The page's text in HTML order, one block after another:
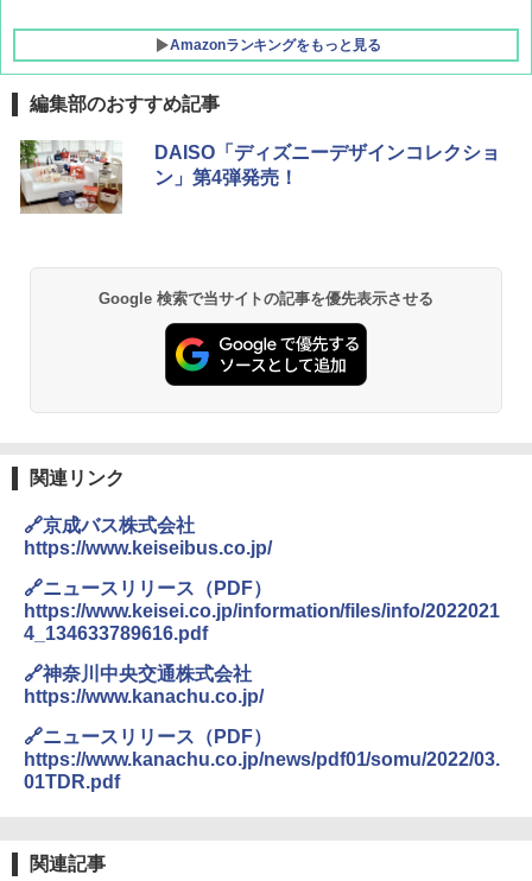
Amazonランキングをもっと見る
編集部のおすすめ記事
DAISO「ディズニーデザインコレクショ
ン」第4弾発売！
Google 検索で当サイトの記事を優先表示させる
関連リンク
🔗京成バス株式会社
https://www.keiseibus.co.jp/
🔗ニュースリリース（PDF）
https://www.keisei.co.jp/information/files/info/2022021
4_134633789616.pdf
🔗神奈川中央交通株式会社
https://www.kanachu.co.jp/
🔗ニュースリリース（PDF）
https://www.kanachu.co.jp/news/pdf01/somu/2022/03.
01TDR.pdf
関連記事